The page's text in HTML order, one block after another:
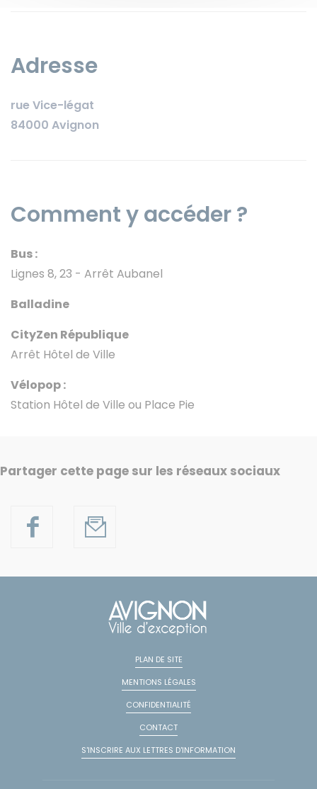
Adresse
rue Vice-légat
84000 Avignon
Comment y accéder ?
Bus :
Lignes 8, 23 - Arrêt Aubanel
Balladine
CityZen République
Arrêt Hôtel de Ville
Vélopop :
Station Hôtel de Ville ou Place Pie
Partager cette page sur les réseaux sociaux
PLAN DE SITE
MENTIONS LÉGALES
CONFIDENTIALITÉ
CONTACT
S'INSCRIRE AUX LETTRES D'INFORMATION